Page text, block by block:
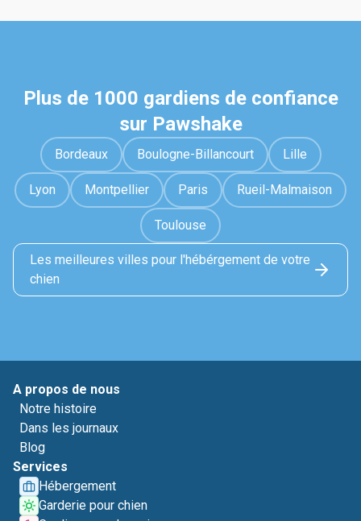
Plus de 1000 gardiens de confiance
sur Pawshake
Bordeaux Boulogne-Billancourt Lille
Lyon Montpellier Paris Rueil-Malmaison
Toulouse
Les meilleures villes pour l'hébérgement de votre
chien
A propos de nous
Notre histoire
Dans les journaux
Blog
Services
Hébergement
Garderie pour chien